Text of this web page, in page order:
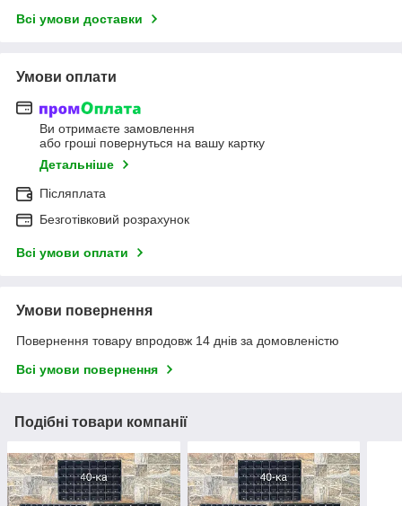
Всі умови доставки
Умови оплати
Ви отримаєте замовлення
або гроші повернуться на вашу картку
Детальніше
Післяплата
Безготівковий розрахунок
Всі умови оплати
Умови повернення
Повернення товару впродовж 14 днів за домовленістю
Всі умови повернення
Подібні товари компанії